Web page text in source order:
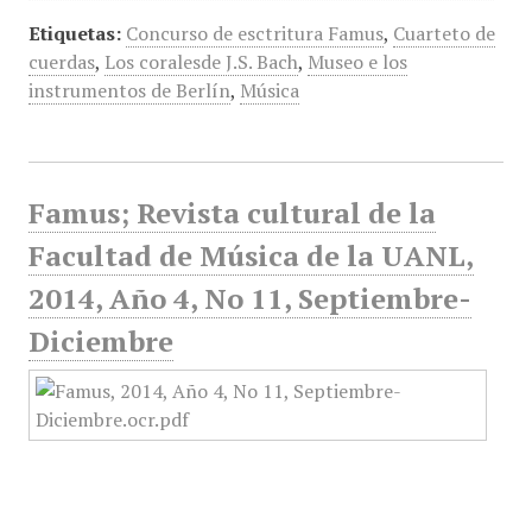
Etiquetas: Concurso de esctritura Famus, Cuarteto de
cuerdas, Los coralesde J.S. Bach, Museo e los
instrumentos de Berlín, Música
Famus; Revista cultural de la
Facultad de Música de la UANL,
2014, Año 4, No 11, Septiembre-
Diciembre